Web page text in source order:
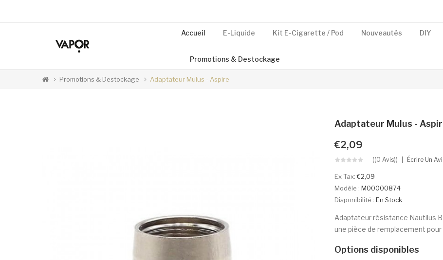
Accueil E-Liquide Kit E-Cigarette / Pod Nouveautés DIY
Promotions & Destockage
Promotions & Destockage Adaptateur Mulus - Aspire
Adaptateur Mulus -
€2,09
((0 Avis)) Écrire Un
Ex Tax:€2,09
Modèle : M00000874
Disponibilité : En Stock
Adaptateur résistance Nautilus
une pièce de remplacement pour
Options disponibles